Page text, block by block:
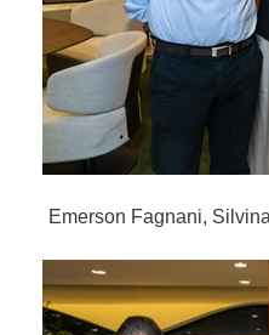
Emerson Fagnani,